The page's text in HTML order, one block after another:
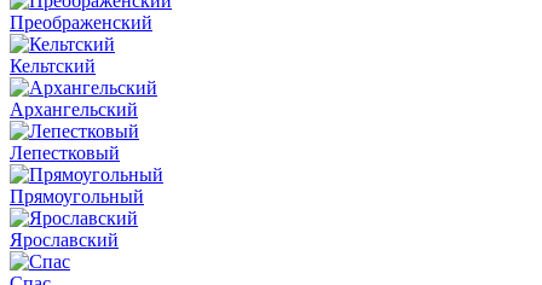
Преображенский
Кельтский
Архангельский
Лепестковый
Прямоугольный
Ярославский